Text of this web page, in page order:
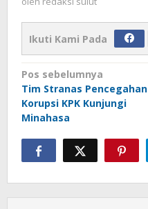
Ikuti Kami Pada
Navigasi
pos
Pos sebelumnya
Tim Stranas Pencegahan
Korupsi KPK Kunjungi
Minahasa